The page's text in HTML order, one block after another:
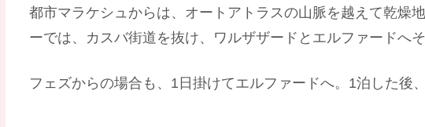
都市マラケシュからは、オートアトラスの山脈を越えて乾燥
ーでは、カスバ街道を抜け、ワルザザードとエルファードへ
フェズからの場合も、1日掛けてエルファードへ。1泊した後